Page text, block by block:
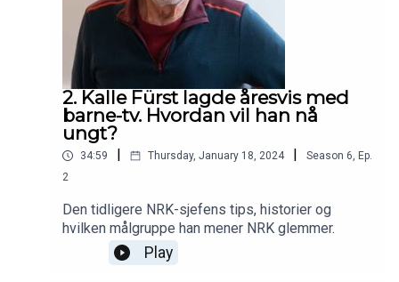
2. Kalle Fürst lagde åresvis med
barne-tv. Hvordan vil han nå
ungt?
34:59 Thursday, January 18, 2024 Season 6, Ep.
2
Den tidligere NRK-sjefens tips, historier og
hvilken målgruppe han mener NRK glemmer.
Play